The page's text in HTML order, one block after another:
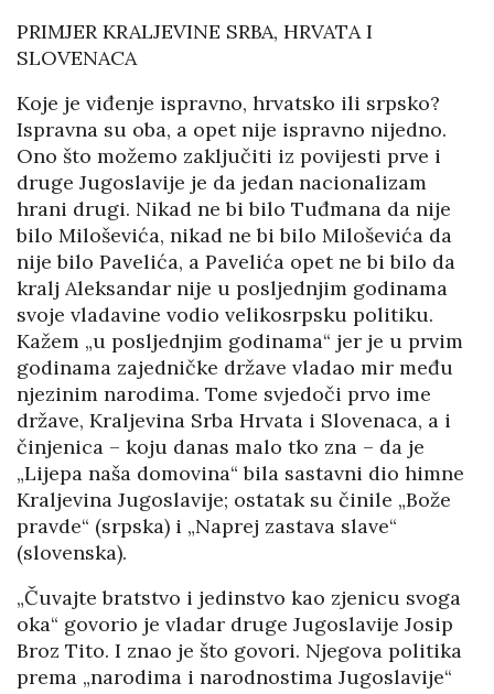
PRIMJER KRALJEVINE SRBA, HRVATA I
SLOVENACA
Koje je viđenje ispravno, hrvatsko ili srpsko?
Ispravna su oba, a opet nije ispravno nijedno.
Ono što možemo zaključiti iz povijesti prve i
druge Jugoslavije je da jedan nacionalizam
hrani drugi. Nikad ne bi bilo Tuđmana da nije
bilo Miloševića, nikad ne bi bilo Miloševića da
nije bilo Pavelića, a Pavelića opet ne bi bilo da
kralj Aleksandar nije u posljednjim godinama
svoje vladavine vodio velikosrpsku politiku.
Kažem „u posljednjim godinama“ jer je u prvim
godinama zajedničke države vladao mir među
njezinim narodima. Tome svjedoči prvo ime
države, Kraljevina Srba Hrvata i Slovenaca, a i
činjenica – koju danas malo tko zna – da je
„Lijepa naša domovina“ bila sastavni dio himne
Kraljevina Jugoslavije; ostatak su činile „Bože
pravde“ (srpska) i „Naprej zastava slave“
(slovenska).
„Čuvajte bratstvo i jedinstvo kao zjenicu svoga
oka“ govorio je vladar druge Jugoslavije Josip
Broz Tito. I znao je što govori. Njegova politika
prema „narodima i narodnostima Jugoslavije“